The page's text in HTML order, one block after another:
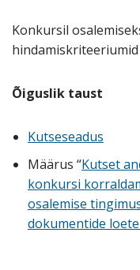
Konkursil
Õiguslik taust
Kutseseadus
Määrus “Kutset
konkursi
osalemise
dokumentide